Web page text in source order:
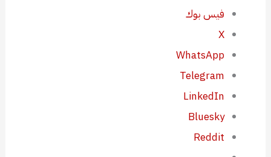
فيس بوك
X
WhatsApp
Telegram
LinkedIn
Bluesky
Reddit